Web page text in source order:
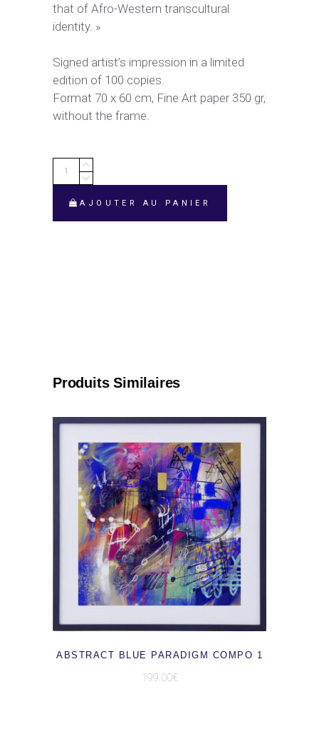
that of Afro-Western transcultural
identity. »
Signed artist’s impression in a limited
edition of 100 copies.
Format 70 x 60 cm, Fine Art paper 350 gr,
without the frame.
AYA
STRENGTH
LIFE
AJOUTER AU PANIER
Produits Similaires
AJOUTER AU PANIER
ABSTRACT BLUE PARADIGM COMPO 1
199.00€